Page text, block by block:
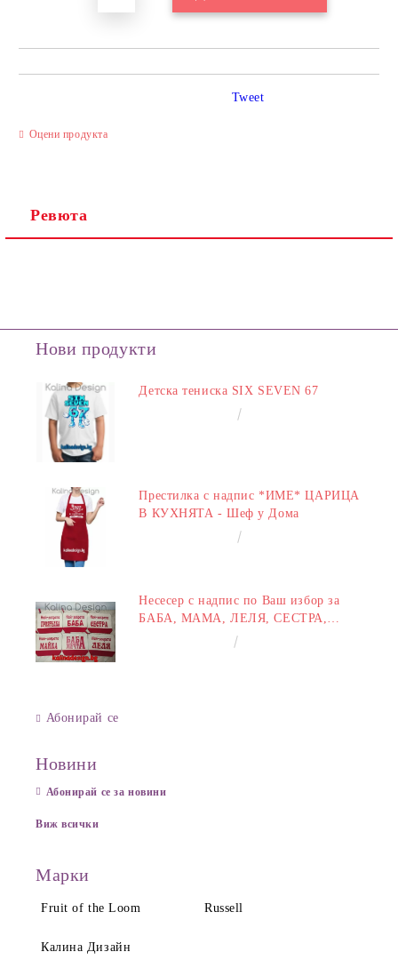
Оцени продукта
Tweet
Ревюта
Нови продукти
Детска тениска SIX SEVEN 67
Престилка с надпис *ИМЕ* ЦАРИЦА
В КУХНЯТА - Шеф у Дома
Несесер с надпис по Ваш избор за
БАБА, МАМА, ЛЕЛЯ, СЕСТРА,
Абонирай се
Новини
Абонирай се за новини
Виж всички
Марки
Fruit of the Loom Russell
Калина Дизайн